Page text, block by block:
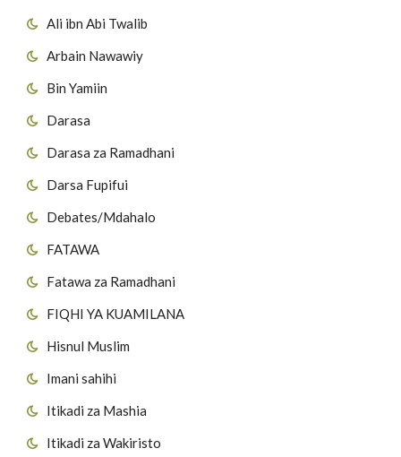
Ali ibn Abi Twalib
Arbain Nawawiy
Bin Yamiin
Darasa
Darasa za Ramadhani
Darsa Fupifui
Debates/Mdahalo
FATAWA
Fatawa za Ramadhani
FIQHI YA KUAMILANA
Hisnul Muslim
Imani sahihi
Itikadi za Mashia
Itikadi za Wakiristo